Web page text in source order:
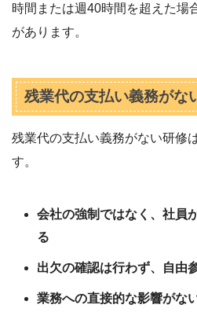
時間または週40時間を超えた場
があります。
残業代の支払い義務がな
残業代の支払い義務がない研修
す。
会社の強制ではなく、社員
る
出欠の確認は行わず、自由
業務への直接的な影響がな